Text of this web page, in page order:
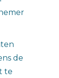
de
te